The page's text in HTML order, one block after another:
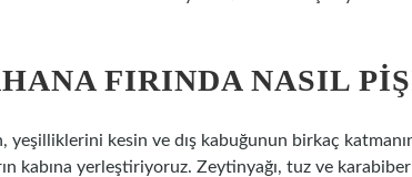
FIRINDA NASIL
yeşilliklerini kesin ve dış kabuğunun birkaç
kabına yerleştiriyoruz. Zeytinyağı, tuz ve